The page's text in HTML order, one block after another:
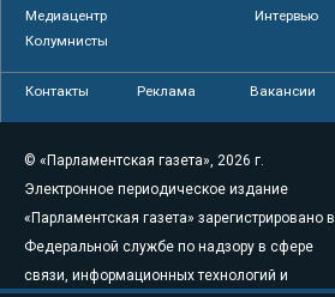
Медиацентр
Интервью
Колумнисты
Контакты Реклама Вакансии
© «Парламентская газета», 2026 г.
Электронное периодическое издание
«Парламентская газета» зарегистрировано в
Федеральной службе по надзору в сфере
связи, информационных технологий и